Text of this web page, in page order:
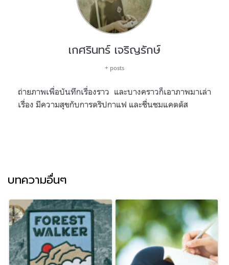
เกศรินทร์ เจริญรักษ์
+ posts
ถ่ายภาพเพื่อบันทึกเรื่องราว และบางคราวก็เอาภาพมาเล่า
เรื่อง มีความสุขกับการดริปกาแฟ และชื่นชมแคตตัส
บทความอื่นๆ